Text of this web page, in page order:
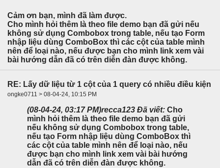
Cảm ơn bạn, mình đã làm được.
Cho mình hỏi thêm là theo file demo bạn đã gửi nếu
không sử dụng Combobox trong table, nếu tạo Form
nhập liệu dùng ComboBox thì các cột của table mình
nên để loại nào, nếu được bạn cho mình link xem vài
bài hướng dẫn đã có trên diễn đàn được không.
RE: Lấy dữ liệu từ 1 cột của 1 query có nhiều điều kiện
ongke0711 > 08-04-24, 10:15 PM
(08-04-24, 03:17 PM)recca123 Đã viết: Cho
mình hỏi thêm là theo file demo bạn đã gửi
nếu không sử dụng Combobox trong table,
nếu tạo Form nhập liệu dùng ComboBox thì
các cột của table mình nên để loại nào, nếu
được bạn cho mình link xem vài bài hướng
dẫn đã có trên diễn đàn được không.